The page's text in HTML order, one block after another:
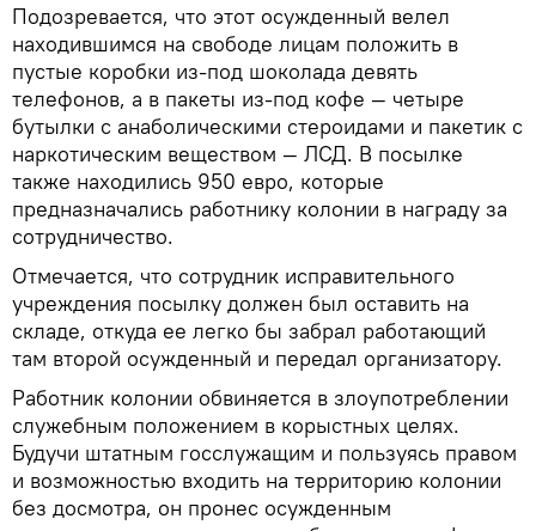
Подозревается, что этот осужденный велел
находившимся на свободе лицам положить в
пустые коробки из-под шоколада девять
телефонов, а в пакеты из-под кофе — четыре
бутылки с анаболическими стероидами и пакетик с
наркотическим веществом — ЛСД. В посылке
также находились 950 евро, которые
предназначались работнику колонии в награду за
сотрудничество.
Отмечается, что сотрудник исправительного
учреждения посылку должен был оставить на
складе, откуда ее легко бы забрал работающий
там второй осужденный и передал организатору.
Работник колонии обвиняется в злоупотреблении
служебным положением в корыстных целях.
Будучи штатным госслужащим и пользуясь правом
и возможностью входить на территорию колонии
без досмотра, он пронес осужденным